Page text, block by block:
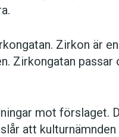
Zirkon är
Zirkongatan passar
mot förslaget.
att kulturnämnden